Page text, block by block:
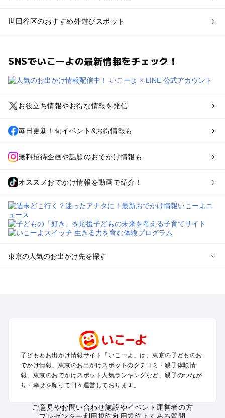
世田谷区のおすすめ外遊びスポット
SNSでいこーよの最新情報をチェック！
お役立ち情報やお得な情報を発信
毎日更新！旬イベント&お得情報も
無料招待企画や話題のおでかけ情報も
オススメおでかけ情報を動画で紹介！
東京の人気のお出かけ先を探す
町田・相模原・愛川・上野原のプールお出かけ
渋谷・原宿・恵比寿・中目黒・自由が丘のプールお出かけ
池袋・赤羽・王子・巣鴨・目白・石神井のプールお出かけ
新宿・高田馬場・代々木・千駄ヶ谷のプールお出かけ
銀座・丸の内・日本橋・有楽町・築地・月島のプールお出かけ
小金井・小平・西東京・東村山・東久留米のプールお出かけ
子どもとお出かけ情報サイト「いこーよ」は、東京の子どものお
でかけ情報、東京のお出かけスポットのクチコミ・親子体験情
報、東京のおでかけスポット人気ランキングなど、親子のつなが
り・幸せを願って日々運営しております。
ご意見やお問い合わせ施設やイベント運営者の方